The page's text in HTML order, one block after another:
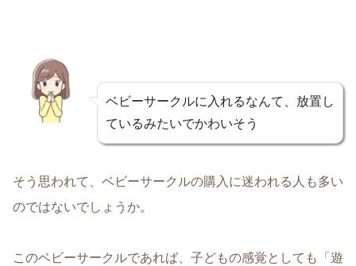
ベビーサークルに入れるなんて、放置し
ているみたいでかわいそう
そう思われて、ベビーサークルの購入に迷われる人も多い
のではないでしょうか。
このベビーサークルであれば、子どもの感覚としても「遊